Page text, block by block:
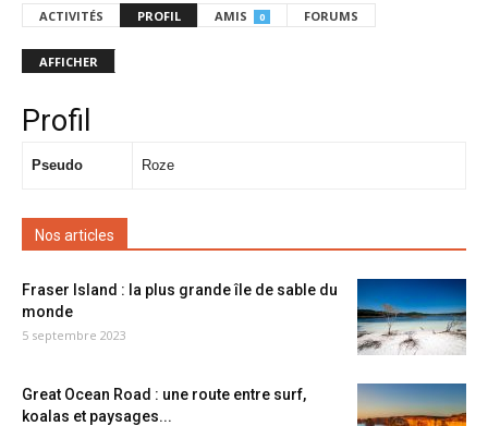
ACTIVITÉS PROFIL AMIS 0 FORUMS
AFFICHER
Profil
Pseudo Roze
Nos articles
Fraser Island : la plus grande île de sable du
monde
5 septembre 2023
Great Ocean Road : une route entre surf,
koalas et paysages...